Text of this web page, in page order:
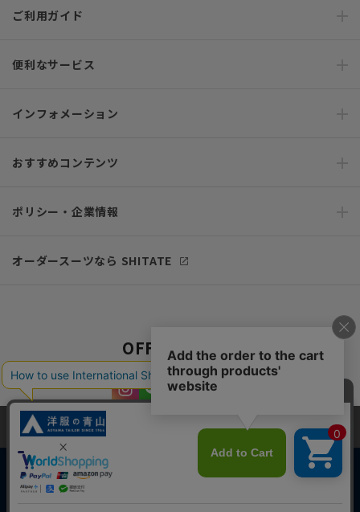
ご利用ガイド
便利なサービス
インフォメーション
おすすめコンテンツ
ポリシー・企業情報
オーダースーツなら SHITATE
OFFICIAL SNS
当サイトでは、快適な閲覧体験とコンテンツ改善のためにCookieを使用
しています。閲覧を続けることで、Cookieの使用に同意したものとみな
します。詳細については